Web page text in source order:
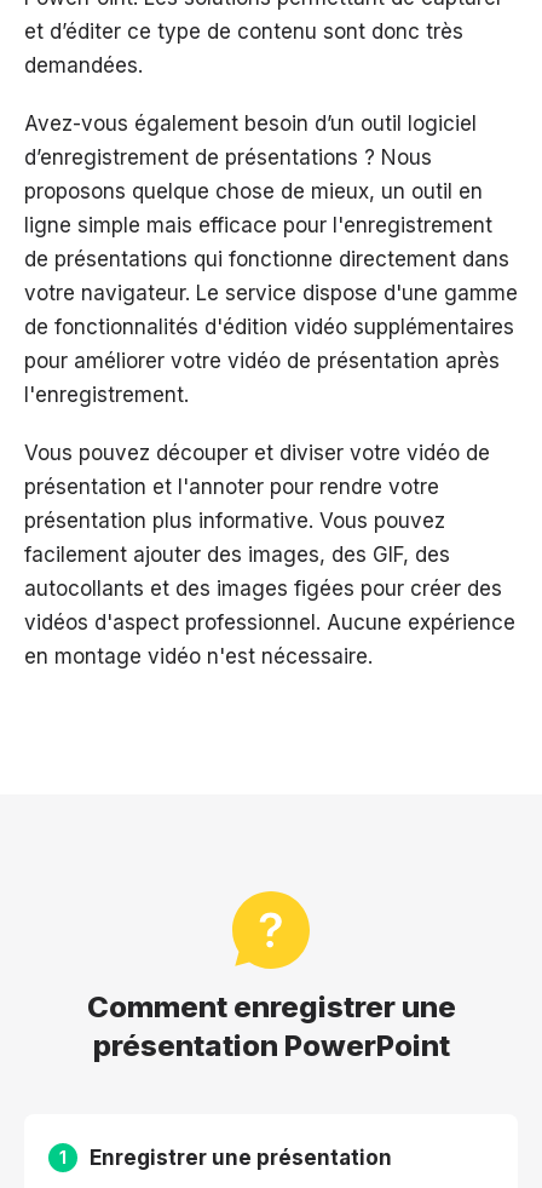
et d’éditer ce type de contenu sont donc très
demandées.
Avez-vous également besoin d’un outil logiciel
d’enregistrement de présentations ? Nous
proposons quelque chose de mieux, un outil en
ligne simple mais efficace pour l'enregistrement
de présentations qui fonctionne directement dans
votre navigateur. Le service dispose d'une gamme
de fonctionnalités d'édition vidéo supplémentaires
pour améliorer votre vidéo de présentation après
l'enregistrement.
Vous pouvez découper et diviser votre vidéo de
présentation et l'annoter pour rendre votre
présentation plus informative. Vous pouvez
facilement ajouter des images, des GIF, des
autocollants et des images figées pour créer des
vidéos d'aspect professionnel. Aucune expérience
en montage vidéo n'est nécessaire.
Comment enregistrer une
présentation PowerPoint
1 Enregistrer une présentation